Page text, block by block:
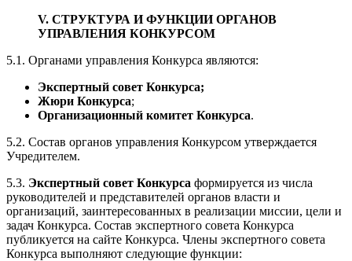
V. СТРУКТУРА И ФУНКЦИИ ОРГАНОВ
УПРАВЛЕНИЯ КОНКУРСОМ
5.1. Органами управления Конкурса являются:
Экспертный совет Конкурса;
Жюри Конкурса;
Организационный комитет Конкурса.
5.2. Состав органов управления Конкурсом утверждается
Учредителем.
5.3. Экспертный совет Конкурса формируется из числа
руководителей и представителей органов власти и
организаций, заинтересованных в реализации миссии, цели и
задач Конкурса. Состав экспертного совета Конкурса
публикуется на сайте Конкурса. Члены экспертного совета
Конкурса выполняют следующие функции: